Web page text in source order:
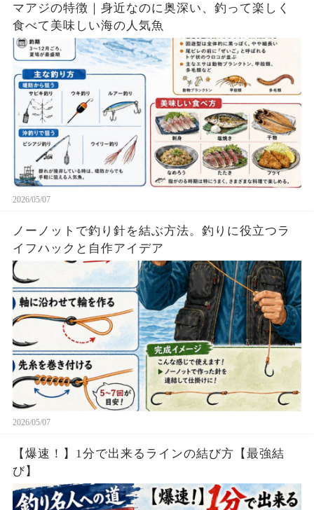
マアジの特徴｜身近なのに奥深い、釣って楽しく
食べて美味しい海の人気魚
2026/05/07
ノーノットで釣り針を結ぶ方法。釣りに役立つラ
イフハックと自作アイデア
2026/05/07
【爆速！】1分で出来るラインの結び方【最強結
び】